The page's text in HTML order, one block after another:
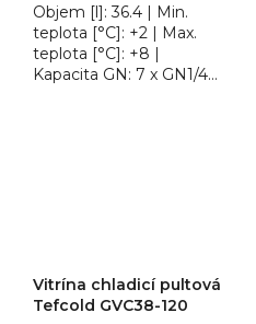
Objem [l]: 36.4 | Min.
teplota [°C]: +2 | Max.
teplota [°C]: +8 |
Kapacita GN: 7 x GN1/4
Vitrína chladicí pultová
Tefcold GVC38-120